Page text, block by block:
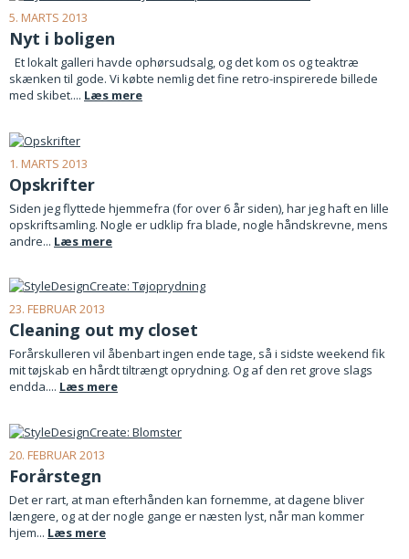
5. MARTS 2013
Nyt i boligen
Et lokalt galleri havde ophørsudsalg, og det kom os og teaktræ
skænken til gode. Vi købte nemlig det fine retro-inspirerede billede
med skibet.... Læs mere
1. MARTS 2013
Opskrifter
Siden jeg flyttede hjemmefra (for over 6 år siden), har jeg haft en lille
opskriftsamling. Nogle er udklip fra blade, nogle håndskrevne, mens
andre... Læs mere
23. FEBRUAR 2013
Cleaning out my closet
Forårskulleren vil åbenbart ingen ende tage, så i sidste weekend fik
mit tøjskab en hårdt tiltrængt oprydning. Og af den ret grove slags
endda.... Læs mere
20. FEBRUAR 2013
Forårstegn
Det er rart, at man efterhånden kan fornemme, at dagene bliver
længere, og at der nogle gange er næsten lyst, når man kommer
hjem... Læs mere